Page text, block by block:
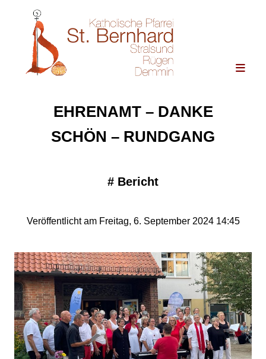
EHRENAMT – DANKE
SCHÖN – RUNDGANG
# Bericht
Veröffentlicht am Freitag, 6. September 2024 14:45